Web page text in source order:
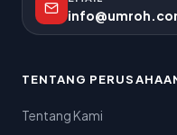
TENTANG
Tentang Kami